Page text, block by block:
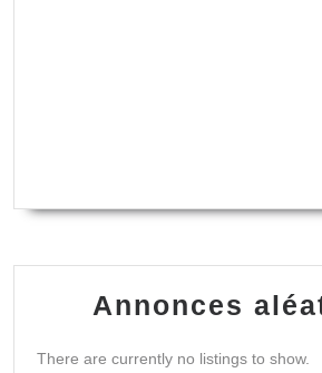
Annonces
There are currently no listings to show.